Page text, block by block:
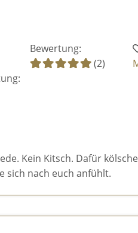
Bewertung:
(2)
Kein Kitsch. Dafür
sich nach euch anfühlt.